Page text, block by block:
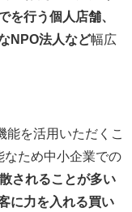
を行う個人店舗、
NPO法人など幅広
能を活用いただくこ
なため中小企業での
されることが多い
に力を入れる買い